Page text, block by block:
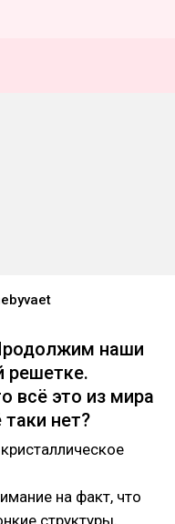
наши
решетке.
всё это из мира
нет?
на факт, что
структуры,